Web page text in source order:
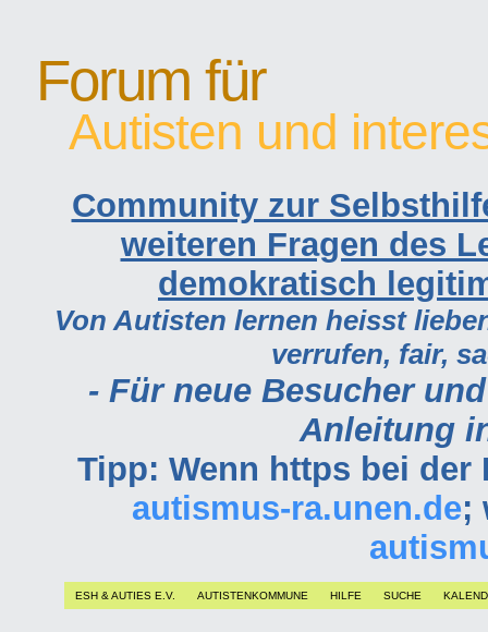
Forum für
Autisten und
Community zur
weiteren Fragen des
demokratisch
Von Autisten lernen heisst
verrufen, fair,
- Für neue Besucher
Anleitung
Tipp: Wenn https bei
autismus-ra.unen.de;
ESH & AUTIES E.V. AUTISTENKOMMUNE HILFE SUCHE